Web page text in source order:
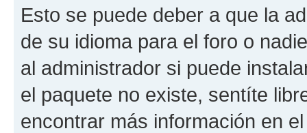
Esto se puede deber a que la
de su idioma para el foro o
al administrador si puede
el paquete no existe, sentíte
encontrar más información en